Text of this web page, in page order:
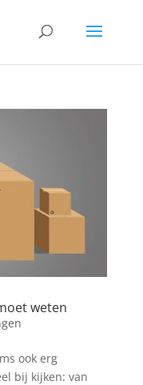
weten
ook erg
bij kijken: van